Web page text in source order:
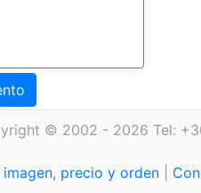
© 2002 - 2026 Tel:
precio y orden